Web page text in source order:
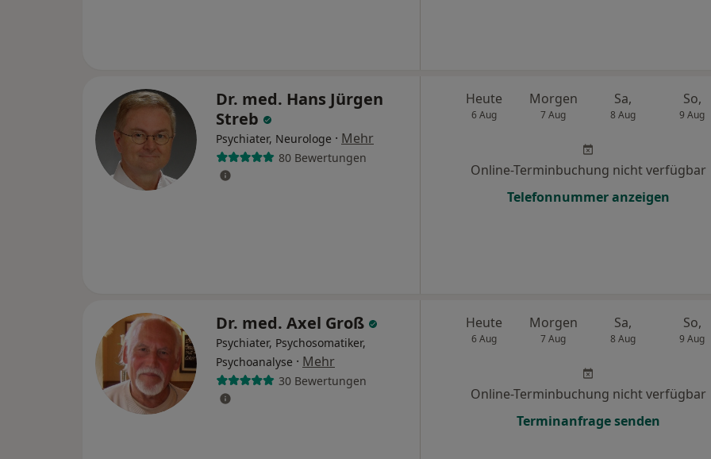
Dr. med. Hans Jürgen
Streb
Psychiater, Neurologe · Mehr
80 Bewertungen
Heute
6 Aug
Morgen
7 Aug
Sa,
8 Aug
So,
9 Aug
Online-Terminbuchung nicht verfügbar
Telefonnummer anzeigen
Dr. med. Axel Groß
Psychiater, Psychosomatiker,
Psychoanalyse · Mehr
30 Bewertungen
Heute
6 Aug
Morgen
7 Aug
Sa,
8 Aug
So,
9 Aug
Online-Terminbuchung nicht verfügbar
Terminanfrage senden